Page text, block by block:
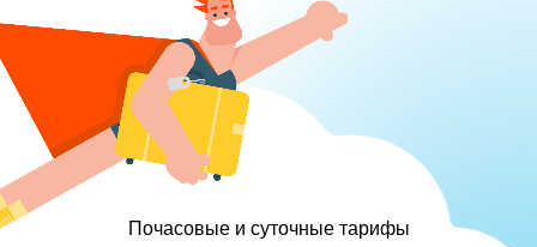
Почасовые и суточные тарифы